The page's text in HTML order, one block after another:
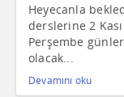
Heyecanla
derslerine 2
Perşembe
olacak...
Devamını oku